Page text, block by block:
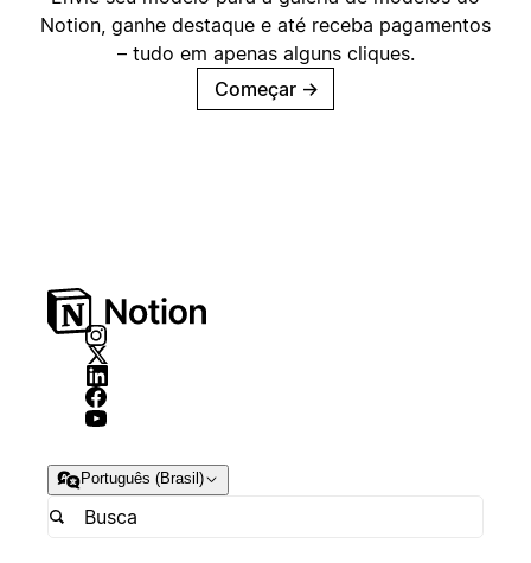
Notion, ganhe destaque e até receba pagamentos
– tudo em apenas alguns cliques.
Começar →
Português (Brasil)